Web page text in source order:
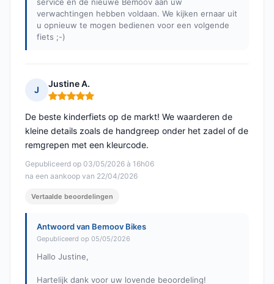
verwachtingen hebben voldaan. We kijken ernaar uit
u opnieuw te mogen bedienen voor een volgende
fiets ;-)
J
Justine A.
Opmerking: 5 van 5
Gepubliceerd op 03/05/2026 à 16h06
na een aankoop van 22/04/2026
De beste kinderfiets op de markt! We waarderen de
kleine details zoals de handgreep onder het zadel of de
remgrepen met een kleurcode.
Vertaalde beoordelingen
Antwoord van Bemoov Bikes
Gepubliceerd op 05/05/2026
Hallo Justine,
Hartelijk dank voor uw lovende beoordeling!